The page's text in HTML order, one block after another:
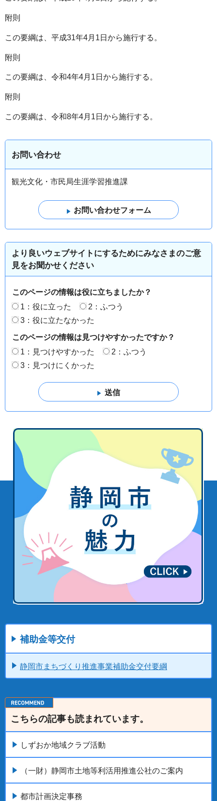
附則
この要綱は、平成31年4月1日から施行する。
附則
この要綱は、令和4年4月1日から施行する。
附則
この要綱は、令和8年4月1日から施行する。
お問い合わせ
観光文化・市民局生涯学習推進課
より良いウェブサイトにするためにみなさまのご意
見をお聞かせください
このページの情報は役に立ちましたか？
1：役に立った
2：ふつう
3：役に立たなかった
このページの情報は見つけやすかったですか？
1：見つけやすかった
2：ふつう
3：見つけにくかった
補助金等交付
静岡市まちづくり推進事業補助金交付要綱
こちらの記事も読まれています。
しずおか地域クラブ活動
（一財）静岡市土地等利活用推進公社のご案内
都市計画決定事務